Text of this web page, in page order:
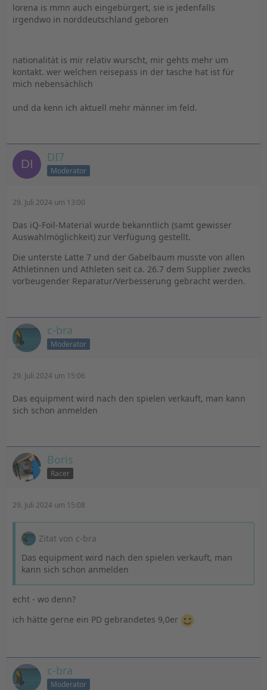
lorena is mmn auch eingebürgert, sie is jedenfalls
irgendwo in norddeutschland geboren
nationalität is mir relativ wurscht, mir gehts mehr um
kontakt. wer welchen reisepass in der tasche hat ist für
mich nebensächlich
und da kenn ich aktuell mehr männer im feld.
DI7
Moderator
29. Juli 2024 um 13:00
Das iQ-Foil-Material wurde bekanntlich (samt gewisser
Auswahlmöglichkeit) zur Verfügung gestellt.
Die unterste Latte 7 und der Gabelbaum musste von allen
Athletinnen und Athleten seit ca. 26.7 dem Supplier zwecks
vorbeugender Reparatur/Verbesserung gebracht werden.
c-bra
Moderator
29. Juli 2024 um 15:06
Das equipment wird nach den spielen verkauft, man kann
sich schon anmelden
Boris
Racer
29. Juli 2024 um 15:08
Zitat von c-bra
Das equipment wird nach den spielen verkauft, man
kann sich schon anmelden
echt - wo denn?
ich hätte gerne ein PD gebrandetes 9,0er
c-bra
Moderator